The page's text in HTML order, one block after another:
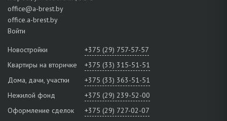
office@a-brest.by
office.a-brest.by
Войти
Новостройки
+375 (29) 757-57-57
Квартиры на вторичке
+375 (33) 315-51-51
Дома, дачи, участки
+375 (33) 363-51-51
Нежилой фонд
+375 (29) 239-52-00
Оформление сделок
+375 (29) 727-02-07